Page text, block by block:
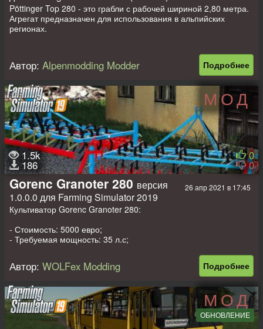
Pöttinger Top 280 - это грабли с рабочей шириной 2,80 метра.
Агрегат предназначен для использования в альпийских
регионах.
Цена: 6500 евро;
Требуемая мощность: 30 л/с;
Рабочая ширина: 2,8 метров;
Расходы на содержание: 10 в день.
Авторы все: Sulvanar, imMatze, VertexDezign ft. fendt2000,
Fabian/Gogobear, Alpenmodding Modder
Подробнее
Автор: Alpenmodding Modder
МОД
1.5k
186
0
0
26 апр 2021 в 17:45
Gorenc Granoter 280 версия
1.0.0.0 для Farming Simulator 2019
Культиватор Gorenc Granoter 280:
- Стоимость: 5000 евро;
- Требуемая мощность: 35 л.с;
Подробнее
Автор: WOLFex Modding
МОД
ОБНОВЛЕНИЕ